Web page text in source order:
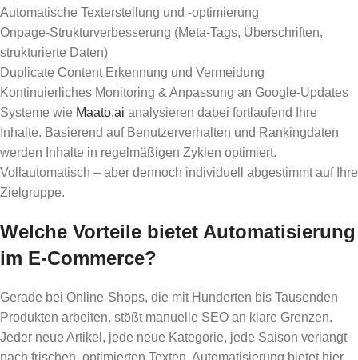
Automatische Texterstellung und -optimierung
Onpage-Strukturverbesserung (Meta-Tags, Überschriften,
strukturierte Daten)
Duplicate Content Erkennung und Vermeidung
Kontinuierliches Monitoring & Anpassung an Google-Updates
Systeme wie Maato.ai analysieren dabei fortlaufend Ihre
Inhalte. Basierend auf Benutzerverhalten und Rankingdaten
werden Inhalte in regelmäßigen Zyklen optimiert.
Vollautomatisch – aber dennoch individuell abgestimmt auf Ihre
Zielgruppe.
Welche Vorteile bietet Automatisierung
im E-Commerce?
Gerade bei Online-Shops, die mit Hunderten bis Tausenden
Produkten arbeiten, stößt manuelle SEO an klare Grenzen.
Jeder neue Artikel, jede neue Kategorie, jede Saison verlangt
nach frischen, optimierten Texten. Automatisierung bietet hier